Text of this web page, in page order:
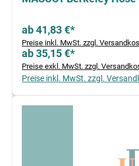
ab 41,83 €*
Preise inkl. MwSt. zzgl.
ab 35,15 €*
Preise exkl. MwSt. zzgl.
Preise inkl. MwSt. zzgl.